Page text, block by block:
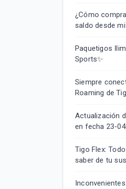
¿Cómo
saldo desde
Paquetigos
Sports✨
Siempre
Roaming de
Actualización
en fecha 23-
Tigo Flex:
saber de tu